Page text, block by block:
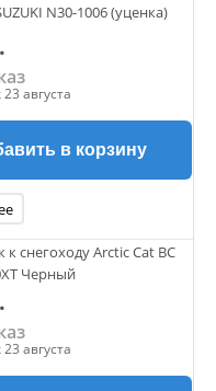
N30-1006 (уценка)
августа
в корзину
снегоходу Arctic Cat BC
Черный
августа